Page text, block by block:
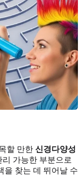
할 만한 신경다양성
가능한 부분으로
을 찾는 데 뛰어날 수